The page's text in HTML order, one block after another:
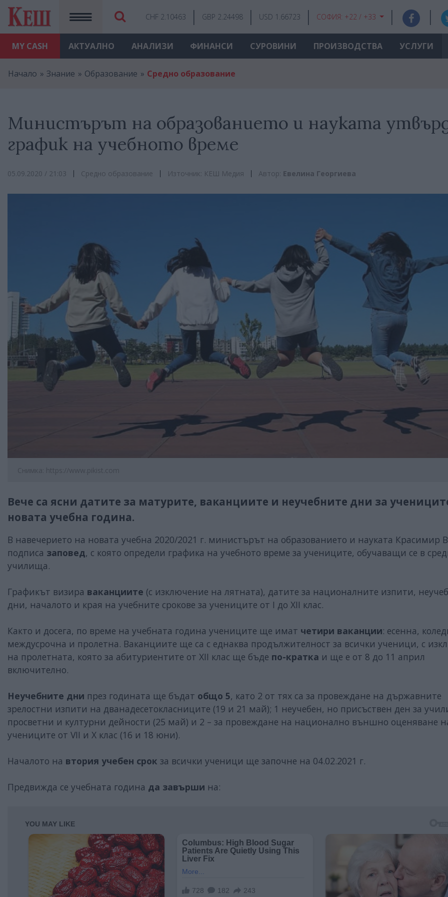
MY CASH
CHF 2.10463 GBP 2.24498 USD 1.66723 СОФИЯ: +22 / +33
АКТУАЛНО АНАЛИЗИ ФИНАНСИ СУРОВИНИ ПРОИЗВОДСТВА УСЛУГИ
Начало Знание Образование Средно образование
Министърът на образованието и науката
график на учебното време
05.09.2020 / 21:03 Средно образование Източник: КЕШ Медия Автор: Евелина Георгиева
Снимка: https://www.pikist.com
Вече са ясни датите за матурите, ваканциите и неучебните дни за
новата учебна година.
В навечерието на новата учебна 2020/2021 г. министърът на образованието и науката Красимир
подписа заповед, с която определи графика на учебното време за учениците, обучаващи се в
училища.
Графикът визира ваканциите (с изключение на лятната), датите за националните изпити,
дни, началото и края на учебните срокове за учениците от І до ХІІ клас.
Както и досега, по време на учебната година учениците ще имат четири ваканции: есенна,
междусрочна и пролетна. Ваканциите ще са с еднаква продължителност за всички ученици, с
на пролетната, която за абитуриентите от ХІІ клас ще бъде по-кратка и ще е от 8 до 11 април
включително.
Неучебните дни през годината ще бъдат общо 5, като 2 от тях са за провеждане на държавните
зрелостни изпити на дванадесетокласниците (19 и 21 май); 1 неучебен, но присъствен ден за
просветни и културни дейности (25 май) и 2 – за провеждане на национално външно оценяване
учениците от VІІ и Х клас (16 и 18 юни).
Началото на втория учебен срок за всички ученици ще започне на 04.02.2021 г.
Предвижда се учебната година да завърши на: